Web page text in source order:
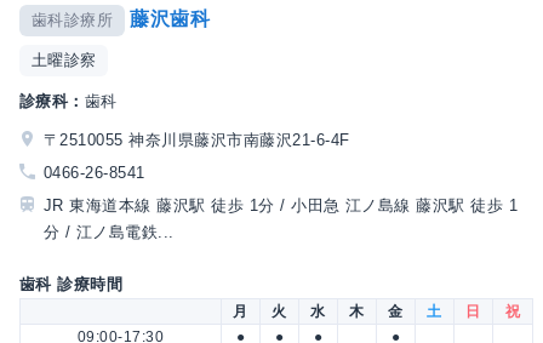
歯科診療所 藤沢歯科
土曜診察
診療科： 歯科
〒2510055 神奈川県藤沢市南藤沢21-6-4F
0466-26-8541
JR 東海道本線 藤沢駅 徒歩 1分 / 小田急 江ノ島線 藤沢駅 徒歩 1
分 / 江ノ島電鉄...
歯科 診療時間
月 火 水 木 金 土 日
祝
09:00-17:30
● ● ●
●